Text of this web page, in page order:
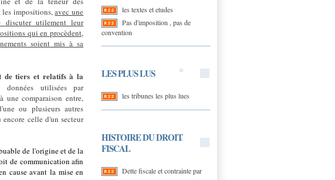
les textes et etudes
Pas d'imposition , pas de
convention
LES PLUS LUS
les tribunes les plus lues
HISTOIRE DU DROIT
FISCAL
Dette fiscale et contrainte par
les impositions,avec une
discuter utilement leur
qui en procèdent,
soient mis à sa
de tiers et relatifs à la
utilisées par
une comparaison entre,
ou plusieurs autres
celle d'un secteur
de l'origine et de la
de communication afin
cause avant la mise en